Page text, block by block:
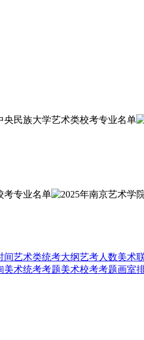
间艺术类统考大纲艺考人数美术
美术统考考题美术校考考题画室